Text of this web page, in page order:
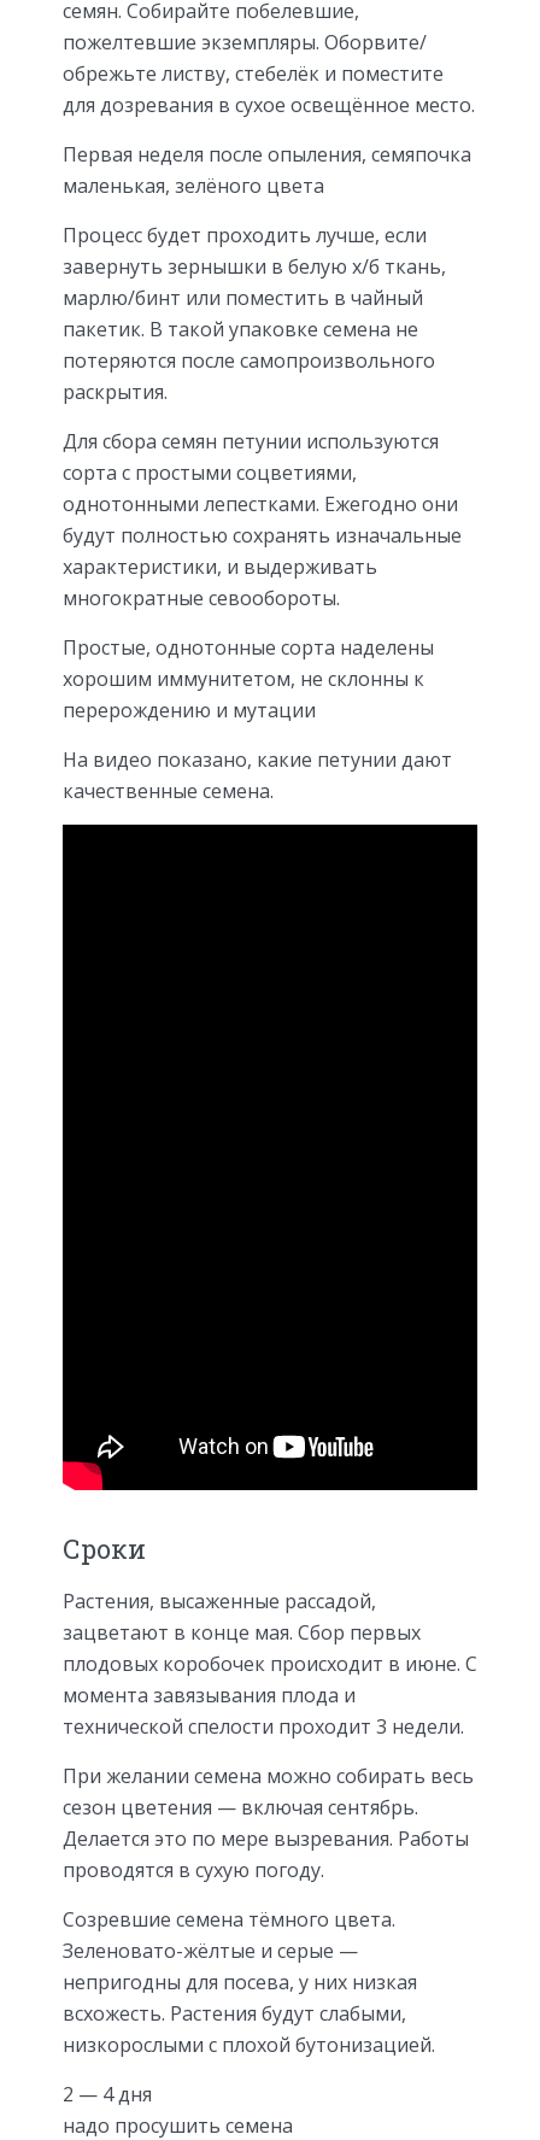
семян. Собирайте побелевшие,
пожелтевшие экземпляры. Оборвите/
обрежьте листву, стебелёк и поместите
для дозревания в сухое освещённое место.
Первая неделя после опыления, семяпочка
маленькая, зелёного цвета
Процесс будет проходить лучше, если
завернуть зернышки в белую х/б ткань,
марлю/бинт или поместить в чайный
пакетик. В такой упаковке семена не
потеряются после самопроизвольного
раскрытия.
Для сбора семян петунии используются
сорта с простыми соцветиями,
однотонными лепестками. Ежегодно они
будут полностью сохранять изначальные
характеристики, и выдерживать
многократные севообороты.
Простые, однотонные сорта наделены
хорошим иммунитетом, не склонны к
перерождению и мутации
На видео показано, какие петунии дают
качественные семена.
Сроки
Растения, высаженные рассадой,
зацветают в конце мая. Сбор первых
плодовых коробочек происходит в июне. С
момента завязывания плода и
технической спелости проходит 3 недели.
При желании семена можно собирать весь
сезон цветения — включая сентябрь.
Делается это по мере вызревания. Работы
проводятся в сухую погоду.
Созревшие семена тёмного цвета.
Зеленовато-жёлтые и серые —
непригодны для посева, у них низкая
всхожесть. Растения будут слабыми,
низкорослыми с плохой бутонизацией.
2 — 4 дня
надо просушить семена